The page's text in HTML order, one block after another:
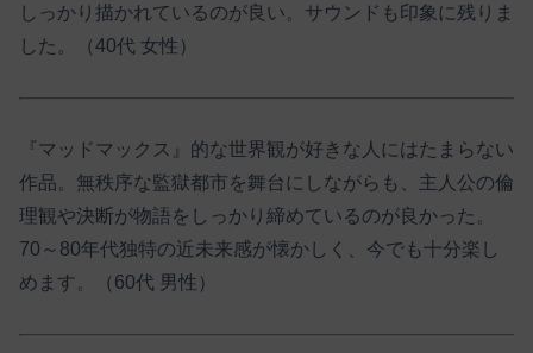
しっかり描かれているのが良い。サウンドも印象に残りま
した。（40代 女性）
『マッドマックス』的な世界観が好きな人にはたまらない
作品。無秩序な監獄都市を舞台にしながらも、主人公の倫
理観や決断が物語をしっかり締めているのが良かった。
70～80年代独特の近未来感が懐かしく、今でも十分楽し
めます。（60代 男性）